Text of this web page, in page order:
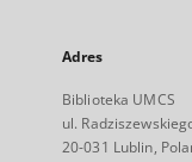
Adres
Biblioteka UMCS
ul.
20-031 Lublin,